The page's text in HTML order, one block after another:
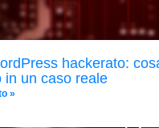
hackerato:
in un caso reale
»